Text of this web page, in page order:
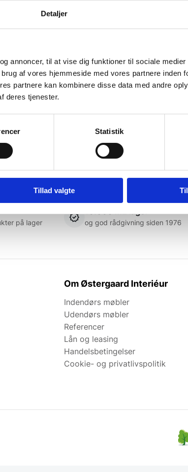
Detaljer
annoncer, til at vise dig funktioner til sociale
af vores hjemmeside med vores partnere inden
partnere kan kombinere disse data med andre
deres tjenester.
Statistik
Tillad valgte
Mulighederne
Det var en meget behagelig
samtale.
på lager
10.000 m2 lager
og god rådgivning siden 1976
Om Østergaard Interiéur
Indendørs møbler
Udendørs møbler
Referencer
Lån og leasing
Handelsbetingelser
Cookie- og privatlivspolitik